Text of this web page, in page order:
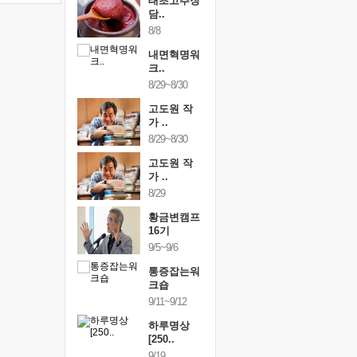
담..
8/8
내면혁명워
크..
8/29~8/30
고도원 작
가 ..
8/29~8/30
고도원 작
가 ..
8/29
황금변캠프
16기
9/5~9/6
통증잡는워
크숍
9/11~9/12
하루명상
[250..